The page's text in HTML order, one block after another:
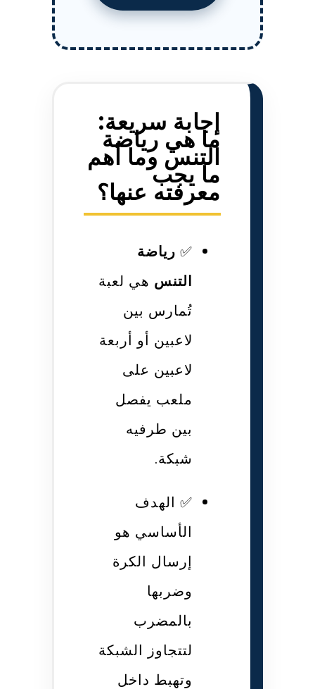
إجابة سريعة:
ما هي رياضة
التنس وما أهم
ما يجب
معرفته عنها؟
✅ رياضة
التنس هي لعبة
تُمارس بين
لاعبين أو أربعة
لاعبين على
ملعب يفصل
بين طرفيه
شبكة.
✅ الهدف
الأساسي هو
إرسال الكرة
وضربها
بالمضرب
لتتجاوز الشبكة
وتهبط داخل